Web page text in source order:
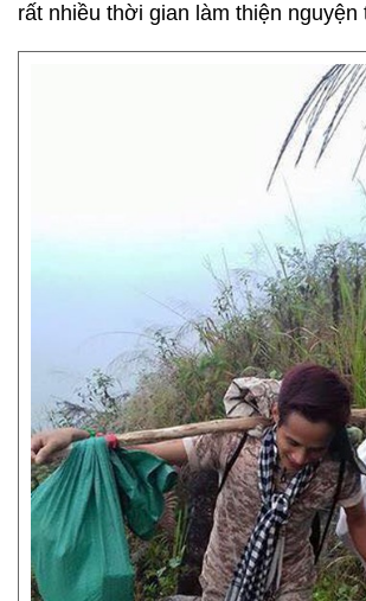
rất nhiều thời gian làm thiện nguyện